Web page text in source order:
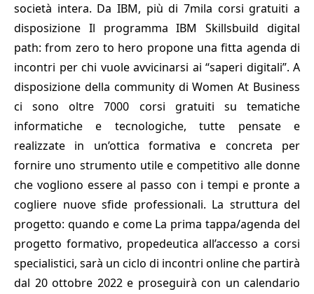
società intera. Da IBM, più di 7mila corsi gratuiti a
disposizione Il programma IBM Skillsbuild digital
path: from zero to hero propone una fitta agenda di
incontri per chi vuole avvicinarsi ai “saperi digitali”. A
disposizione della community di Women At Business
ci sono oltre 7000 corsi gratuiti su tematiche
informatiche e tecnologiche, tutte pensate e
realizzate in un’ottica formativa e concreta per
fornire uno strumento utile e competitivo alle donne
che vogliono essere al passo con i tempi e pronte a
cogliere nuove sfide professionali. La struttura del
progetto: quando e come La prima tappa/agenda del
progetto formativo, propedeutica all’accesso a corsi
specialistici, sarà un ciclo di incontri online che partirà
dal 20 ottobre 2022 e proseguirà con un calendario